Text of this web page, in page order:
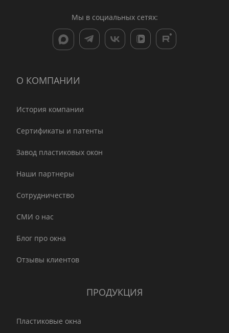
Мы в социальных сетях:
О КОМПАНИИ
История компании
Сертификаты и патенты
Завод пластиковых окон
Наши партнеры
Сотрудничество
СМИ о нас
Блог про окна
Отзывы клиентов
ПРОДУКЦИЯ
Пластиковые окна